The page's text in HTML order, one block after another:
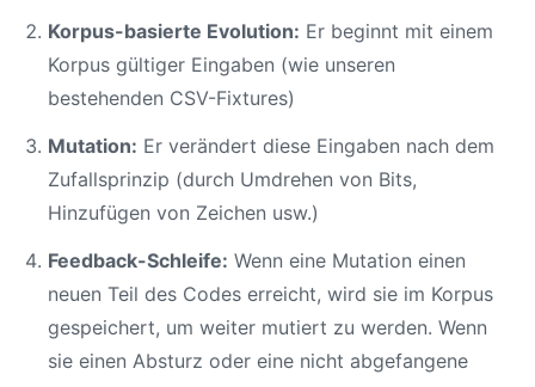
Korpus-basierte Evolution: Er beginnt mit einem
Korpus gültiger Eingaben (wie unseren
bestehenden CSV-Fixtures)
Mutation: Er verändert diese Eingaben nach dem
Zufallsprinzip (durch Umdrehen von Bits,
Hinzufügen von Zeichen usw.)
Feedback-Schleife: Wenn eine Mutation einen
neuen Teil des Codes erreicht, wird sie im Korpus
gespeichert, um weiter mutiert zu werden. Wenn
sie einen Absturz oder eine nicht abgefangene